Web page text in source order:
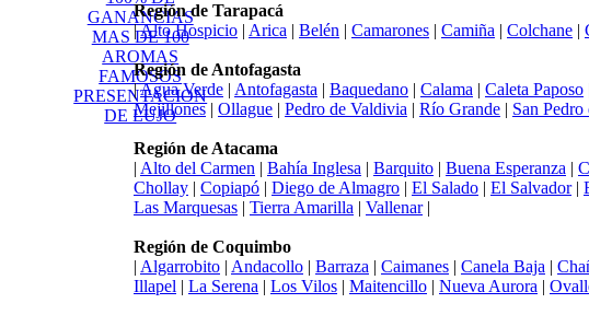
Región de Tarapacá
|Alto Hospicio | Arica | Belén | Camarones | Camiña | Colchane |
Región de Antofagasta
|Agua Verde | Antofagasta | Baquedano | Calama | Caleta Paposo
Mejillones| Ollague | Pedro de Valdivia | Río Grande | San Pedro
Región de Atacama
| Alto del Carmen | Bahía Inglesa | Barquito | Buena Esperanza |
Chollay | Copiapó | Diego de Almagro | El Salado | El Salvador|
Las Marquesas | Tierra Amarilla | Vallenar|
Región de Coquimbo
| Algarrobito | Andacollo | Barraza | Caimanes | Canela Baja |
Illapel | La Serena | Los Vilos | Maitencillo | Nueva Aurora |